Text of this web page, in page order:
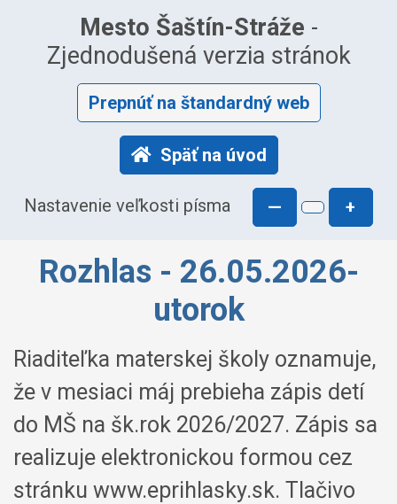
Mesto Šaštín-Stráže -
Zjednodušená verzia stránok
Prepnúť na štandardný web
Späť na úvod
Nastavenie veľkosti písma — +
Rozhlas - 26.05.2026-
utorok
Riaditeľka materskej školy oznamuje,
že v mesiaci máj prebieha zápis detí
do MŠ na šk.rok 2026/2027. Zápis sa
realizuje elektronickou formou cez
stránku www.eprihlasky.sk. Tlačivo